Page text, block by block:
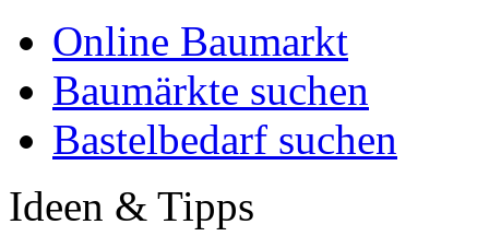
Online Baumarkt
Baumärkte suchen
Bastelbedarf suchen
Ideen & Tipps